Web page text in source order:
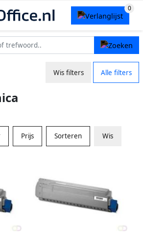
Wis filters Alle filters
Prijs Sorteren Wis